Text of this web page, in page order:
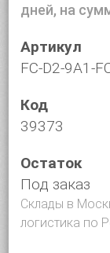
дней, на
Артикул
FC-D2-9A1-
Код
39373
Остаток
Под заказ
Склады в
логистика по